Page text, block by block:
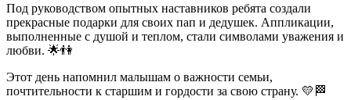
Под руководством опытных наставников ребята создали
прекрасные подарки для своих пап и дедушек. Аппликации,
выполненные с душой и теплом, стали символами уважения и
любви. 🌟👫
Этот день напомнил малышам о важности семьи,
почтительности к старшим и гордости за свою страну. 💛🏁